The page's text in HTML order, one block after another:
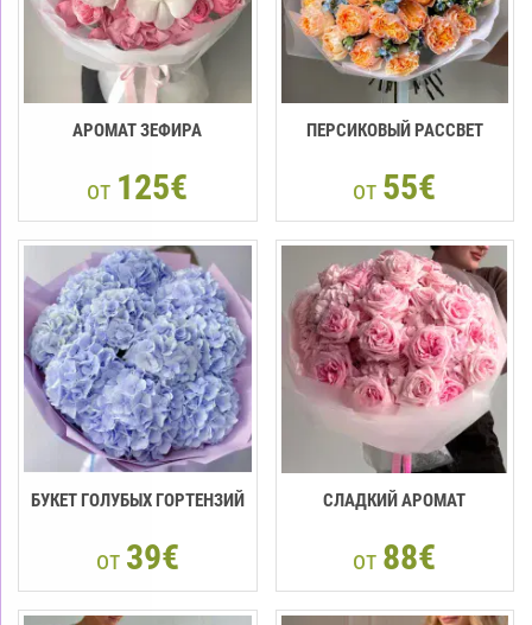
АРОМАТ ЗЕФИРА
от 125€
ПЕРСИКОВЫЙ РАССВЕТ
от 55€
БУКЕТ ГОЛУБЫХ ГОРТЕНЗИЙ
от 39€
СЛАДКИЙ АРОМАТ
от 88€